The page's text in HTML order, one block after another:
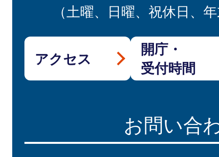
（土曜、日曜、祝休日、
アクセス
開庁・
受付時間
お問い合